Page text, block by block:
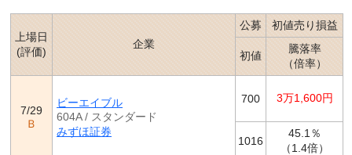
上場日
(評価)
企業
公募 初値売り損益
初値
騰落率
（倍率）
7/29
Ｂ
ビーエイブル
604A / スタンダード
みずほ証券
700 3万1,600円
1016
45.1％
（1.4倍）